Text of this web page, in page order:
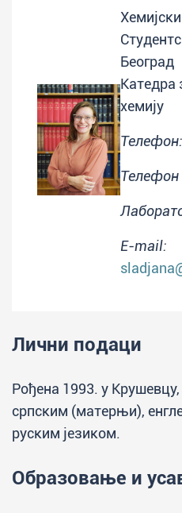
Београд
Катедра
хемију
Телефон:
Телефон
E-mail:
Лични подаци
Рођена 1993. у
српским (матерњи),
руским језиком.
Образовање и